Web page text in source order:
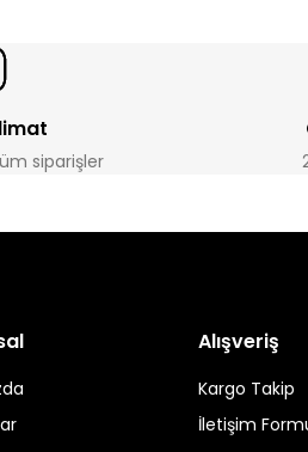
siparişler
Alışveriş
Kargo Takip
İletişim